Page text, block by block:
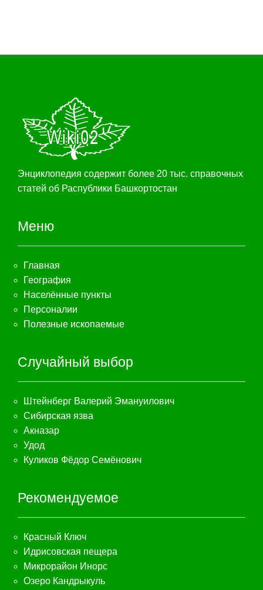
Энциклопедия содержит более 20 тыс. справочных
статей об Распублики Башкортостан
Меню
Главная
География
Населённые пункты
Персоналии
Полезные ископаемые
Случайный выбор
Штейнберг Валерий Эмануилович
Сибирская язва
Акназар
Удод
Куликов Фёдор Семёнович
Рекомендуемое
Красный Ключ
Идрисовская пещера
Микрорайон Инорс
Озеро Кандрыкуль